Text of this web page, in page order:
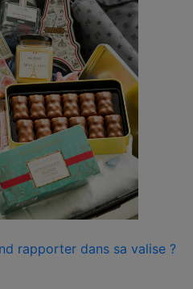
rapporter dans sa valise ?